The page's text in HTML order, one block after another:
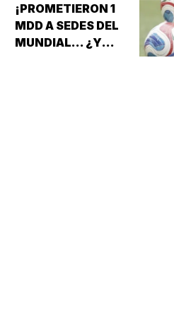
¡PROMETIERON 1
MDD A SEDES DEL
MUNDIAL... ¿Y